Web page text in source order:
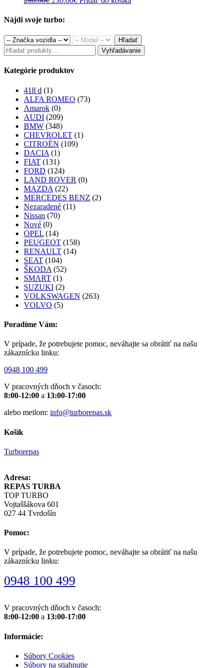
was:
Nájdi svoje turbo:
Hľadať
Hľadať: Vyhľadávanie
Kategórie produktov
418 d (1)
ALFA ROMEO (73)
Amarok (0)
AUDI (209)
BMW (348)
CHEVROLET (1)
CITROËN (109)
DACIA (1)
FIAT (131)
FORD (124)
LAND ROVER (0)
MAZDA (22)
MERCEDES BENZ (2)
Nezaradené (11)
Nissan (70)
Nové (0)
OPEL (14)
PEUGEOT (158)
RENAULT (14)
SEAT (104)
ŠKODA (52)
SMART (1)
SUZUKI (2)
VOLKSWAGEN (263)
VOLVO (5)
Poradíme Vám:
V prípade, že potrebujete pomoc, neváhajte sa obrátiť na našu
zákaznícku linku:
0948 100 499
V pracovných dňoch v časoch:
8:00-12:00 a 13:00-17:00
alebo meilom: info@turborepas.sk
Košík
Turborepas
Adresa:
REPAS TURBA
TOP TURBO
Vojtaššákova 601
027 44 Tvrdošín
Pomoc:
V prípade, že potrebujete pomoc, neváhajte sa obrátiť na našu
zákaznícku linku:
0948 100 499
V pracovných dňoch v časoch:
8:00-12:00 a 13:00-17:00
Informácie:
Súbory Cookies
Súbory na stiahnutie